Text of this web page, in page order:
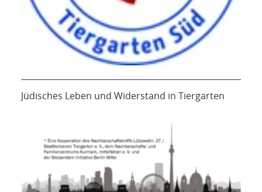
Jüdisches Leben und Widerstand in Tiergarten